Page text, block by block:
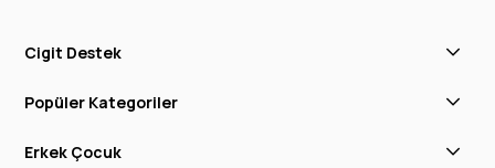
Cigit Destek
Popüler Kategoriler
Erkek Çocuk